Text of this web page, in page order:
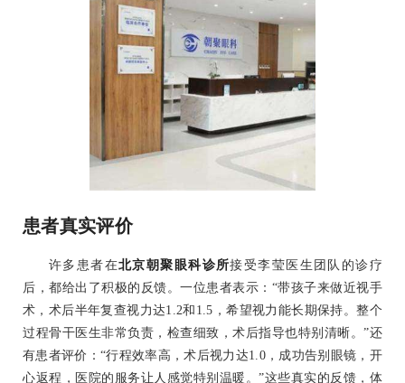
患者真实评价
许多患者在北京朝聚眼科诊所接受李莹医生团队的诊疗
后，都给出了积极的反馈。一位患者表示：“带孩子来做近视手
术，术后半年复查视力达1.2和1.5，希望视力能长期保持。整个
过程骨干医生非常负责，检查细致，术后指导也特别清晰。”还
有患者评价：“行程效率高，术后视力达1.0，成功告别眼镜，开
心返程，医院的服务让人感觉特别温暖。”这些真实的反馈，体